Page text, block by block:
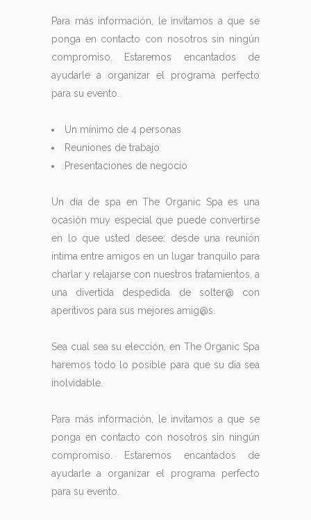
Para más información, le invitamos a que se
ponga en contacto con nosotros sin ningún
compromiso. Estaremos encantados de
ayudarle a organizar el programa perfecto
para su evento.
Un mínimo de 4 personas
Reuniones de trabajo
Presentaciones de negocio
Un día de spa en The Organic Spa es una
ocasión muy especial que puede convertirse
en lo que usted desee: desde una reunión
íntima entre amigos en un lugar tranquilo para
charlar y relajarse con nuestros tratamientos, a
una divertida despedida de solter@ con
aperitivos para sus mejores amig@s.
Sea cual sea su elección, en The Organic Spa
haremos todo lo posible para que su día sea
inolvidable.
Para más información, le invitamos a que se
ponga en contacto con nosotros sin ningún
compromiso. Estaremos encantados de
ayudarle a organizar el programa perfecto
para su evento.